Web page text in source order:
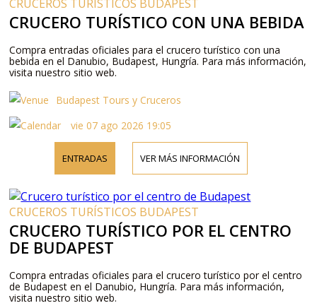
CRUCEROS TURÍSTICOS BUDAPEST
CRUCERO TURÍSTICO CON UNA BEBIDA
Compra entradas oficiales para el crucero turístico con una
bebida en el Danubio, Budapest, Hungría. Para más información,
visita nuestro sitio web.
Budapest Tours y Cruceros
vie 07 ago 2026 19:05
ENTRADAS VER MÁS INFORMACIÓN
CRUCEROS TURÍSTICOS BUDAPEST
CRUCERO TURÍSTICO POR EL CENTRO
DE BUDAPEST
Compra entradas oficiales para el crucero turístico por el centro
de Budapest en el Danubio, Hungría. Para más información,
visita nuestro sitio web.